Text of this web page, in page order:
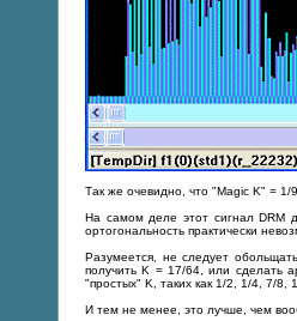
Так же очевидно, что "Magic K" = 1/
На самом деле этот сигнал DRM
ортогональность практически
Разумеется, не следует
получить K = 17/64, или сделать
"простых" K, таких как 1/2, 1/4, 7/8,
И тем не менее, это лучше, чем